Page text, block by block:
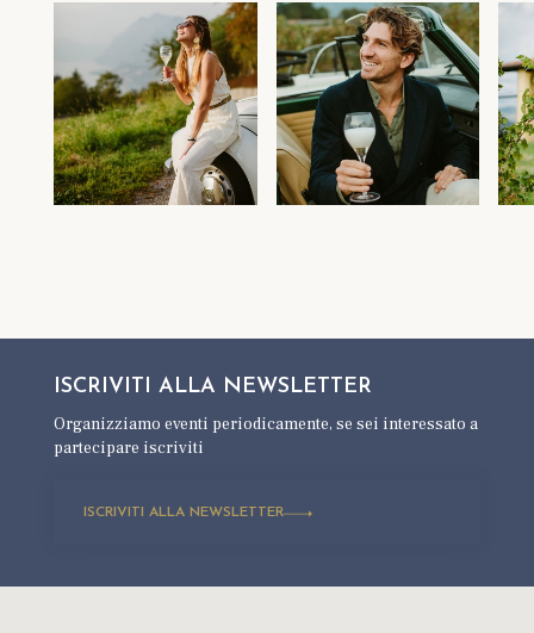
ISCRIVITI ALLA NEWSLETTER
Organizziamo eventi periodicamente,se sei interessato a
partecipare iscriviti
ISCRIVITI ALLA NEWSLETTER